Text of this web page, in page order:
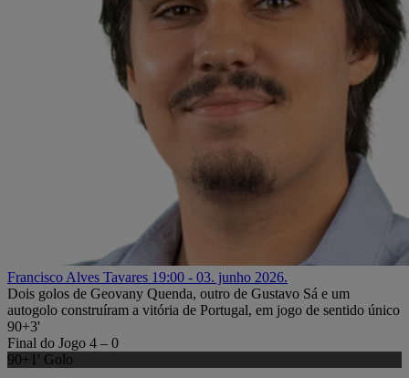
Francisco Alves Tavares 19:00 - 03. junho 2026.
Dois golos de Geovany Quenda, outro de Gustavo Sá e um
autogolo construíram a vitória de Portugal, em jogo de sentido único
90+3'
Final do Jogo 4 – 0
90+1' Golo